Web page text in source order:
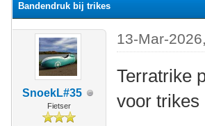
Bandendruk bij trikes
SnoekL#35
Fietser
13-Mar-
Terratrike
voor trikes